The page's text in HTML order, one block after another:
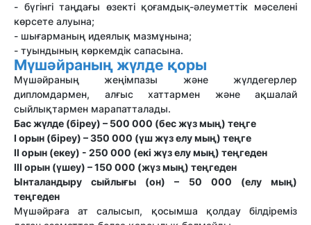
- бүгінгі таңдағы өзекті қоғамдық-әлеуметтік мәселені
көрсете алуына;
- шығарманың идеялық мазмұнына;
- туындының көркемдік сапасына.
Мүшәйраның жүлде қоры
Мүшәйраның жеңімпазы және жүлдегерлер
дипломдармен, алғыс хаттармен және ақшалай
сыйлықтармен марапатталады.
Бас жүлде (біреу) – 500 000 (бес жүз мың) теңге
І орын (біреу) – 350 000 (үш жүз елу мың) теңге
ІІ орын (екеу) - 250 000 (екі жүз елу мың) теңгеден
ІІІ орын (үшеу) – 150 000 (жүз мың) теңгеден
Ынталандыру сыйлығы (он) – 50 000 (елу мың)
теңгеден
Мүшәйраға ат салысып, қосымша қолдау білдіреміз